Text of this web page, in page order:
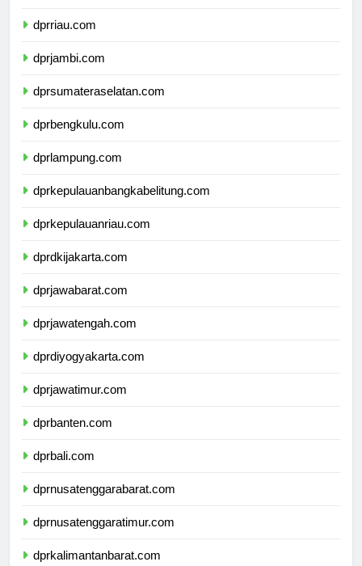
dprriau.com
dprjambi.com
dprsumateraselatan.com
dprbengkulu.com
dprlampung.com
dprkepulauanbangkabelitung.com
dprkepulauanriau.com
dprdkijakarta.com
dprjawabarat.com
dprjawatengah.com
dprdiyogyakarta.com
dprjawatimur.com
dprbanten.com
dprbali.com
dprnusatenggarabarat.com
dprnusatenggaratimur.com
dprkalimantanbarat.com